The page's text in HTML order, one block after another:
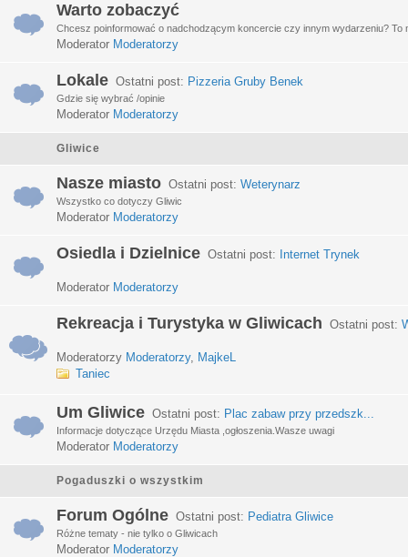
Warto zobaczyć
Chcesz poinformować o nadchodzącym koncercie czy innym wydarzeniu? To
Moderator Moderatorzy
Lokale Ostatni post: Pizzeria Gruby Benek
Gdzie się wybrać /opinie
Moderator Moderatorzy
Gliwice
Nasze miasto Ostatni post: Weterynarz
Wszystko co dotyczy Gliwic
Moderator Moderatorzy
Osiedla i Dzielnice Ostatni post: Internet Trynek
Moderator Moderatorzy
Rekreacja i Turystyka w Gliwicach Ostatni post:
Moderatorzy Moderatorzy, MajkeL
Taniec
Um Gliwice Ostatni post: Plac zabaw przy przedszk...
Informacje dotyczące Urzędu Miasta ,ogłoszenia.Wasze uwagi
Moderator Moderatorzy
Pogaduszki o wszystkim
Forum Ogólne Ostatni post: Pediatra Gliwice
Różne tematy - nie tylko o Gliwicach
Moderator Moderatorzy